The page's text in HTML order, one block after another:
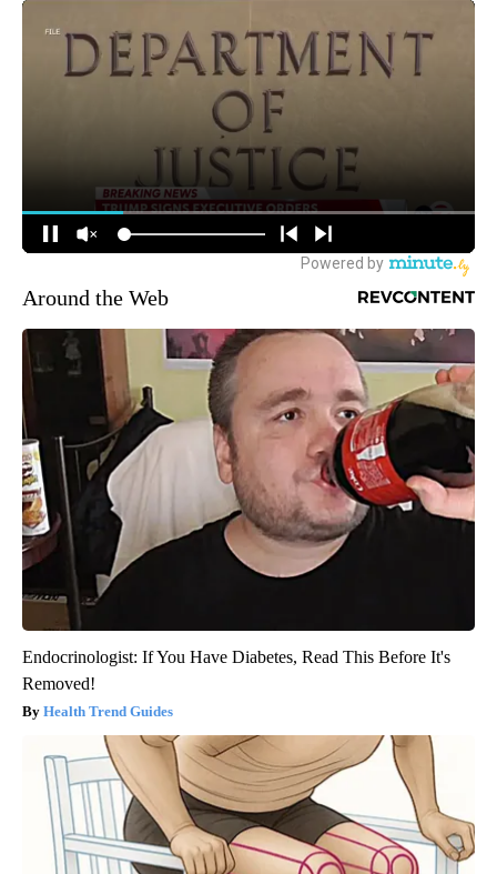
Around the Web
Endocrinologist: If You Have Diabetes, Read This Before It's
Removed!
Health Trend Guides